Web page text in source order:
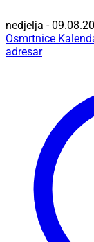
nedjelja -
Osmrtnice
adresar